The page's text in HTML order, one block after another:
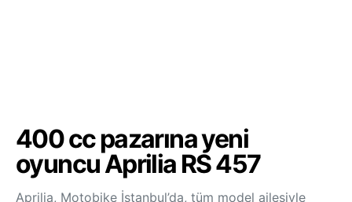
400 cc pazarına yeni
oyuncu Aprilia RS 457
Aprilia, Motobike İstanbul’da, tüm model ailesiyle